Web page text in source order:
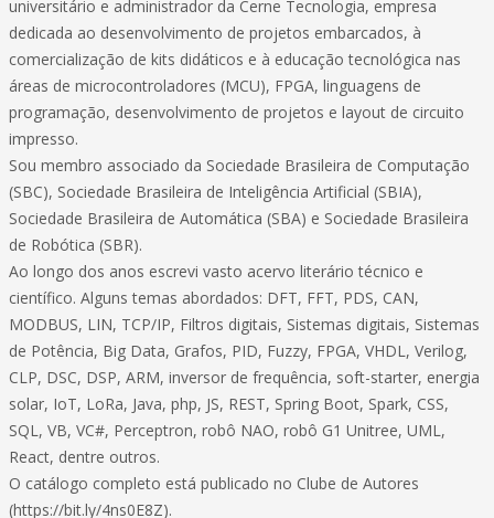
universitário e administrador da Cerne Tecnologia, empresa
dedicada ao desenvolvimento de projetos embarcados, à
comercialização de kits didáticos e à educação tecnológica nas
áreas de microcontroladores (MCU), FPGA, linguagens de
programação, desenvolvimento de projetos e layout de circuito
impresso.
Sou membro associado da Sociedade Brasileira de Computação
(SBC), Sociedade Brasileira de Inteligência Artificial (SBIA),
Sociedade Brasileira de Automática (SBA) e Sociedade Brasileira
de Robótica (SBR).
Ao longo dos anos escrevi vasto acervo literário técnico e
científico. Alguns temas abordados: DFT, FFT, PDS, CAN,
MODBUS, LIN, TCP/IP, Filtros digitais, Sistemas digitais, Sistemas
de Potência, Big Data, Grafos, PID, Fuzzy, FPGA, VHDL, Verilog,
CLP, DSC, DSP, ARM, inversor de frequência, soft-starter, energia
solar, IoT, LoRa, Java, php, JS, REST, Spring Boot, Spark, CSS,
SQL, VB, VC#, Perceptron, robô NAO, robô G1 Unitree, UML,
React, dentre outros.
O catálogo completo está publicado no Clube de Autores
(https://bit.ly/4ns0E8Z).